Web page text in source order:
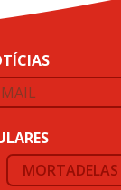
MORTADELAS